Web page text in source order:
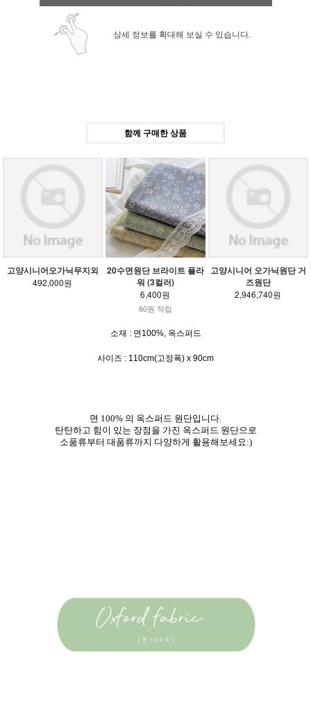
상세 정보를 확대해 보실 수 있습니다.
함께 구매한 상품
고양시니어오가닉무지외
492,000원
20수면원단 브라이트 플라
워 (3컬러)
6,400원
60원 적립
고양시니어 오가닉원단 거
즈원단
2,946,740원
소재 : 면100%, 옥스퍼드
사이즈 : 110cm(고정폭) x 90cm
면 100% 의 옥스퍼드 원단입니다.
탄탄하고 힘이 있는 장점을 가진 옥스퍼드 원단으로
소품류부터 대품류까지 다양하게 활용해보세요:)